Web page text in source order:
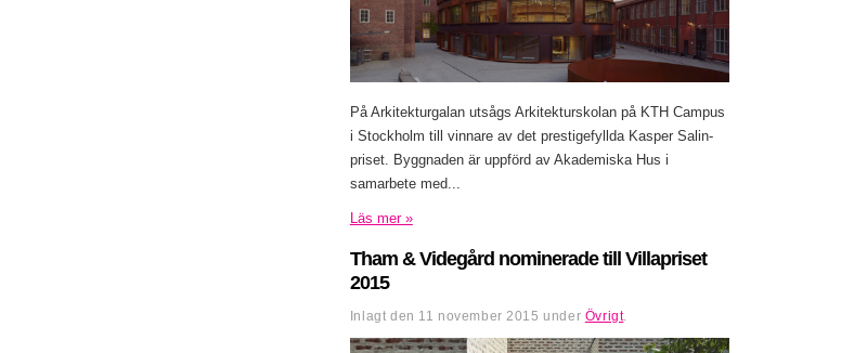
På Arkitekturgalan utsågs Arkitekturskolan på KTH Campus
i Stockholm till vinnare av det prestigefyllda Kasper Salin-
priset. Byggnaden är uppförd av Akademiska Hus i
samarbete med...
Läs mer »
Tham & Videgård nominerade till Villapriset
2015
Inlagt den 11 november 2015 under Övrigt.